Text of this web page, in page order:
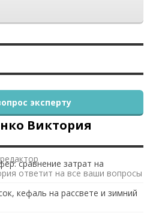
Виктория
ответит на все ваши вопросы
эксперту
сравнение затрат на
кефаль на рассвете и зимний